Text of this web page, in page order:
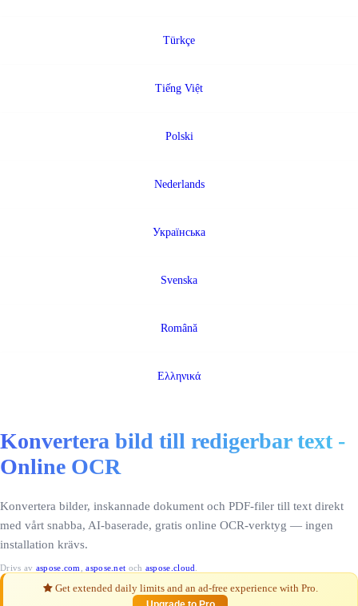
Türkçe
Tiếng Việt
Polski
Nederlands
Українська
Svenska
Română
Ελληνικά
Konvertera bild till redigerbar text -
Online OCR
Konvertera bilder, inskannade dokument och PDF-filer till text direkt
med vårt snabba, AI-baserade, gratis online OCR-verktyg — ingen
installation krävs.
Drivs av aspose.com ,aspose.net och aspose.cloud
Get extended daily limits and an ad-free experience with Pro.